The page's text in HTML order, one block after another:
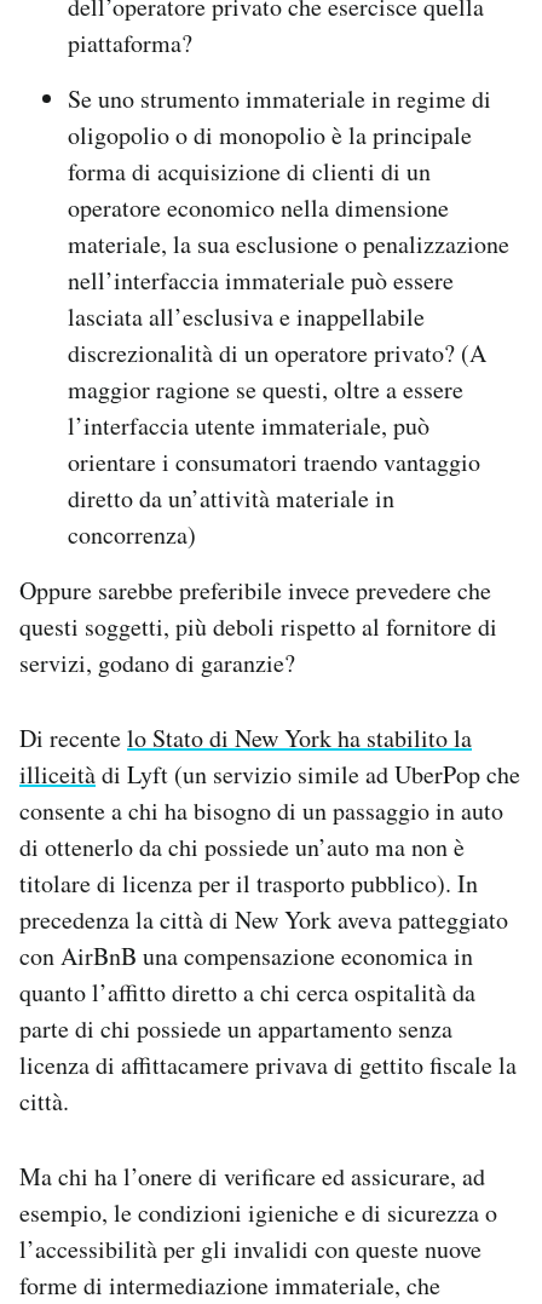
dell’operatore privato che esercisce quella
piattaforma?
Se uno strumento immateriale in regime di
oligopolio o di monopolio è la principale
forma di acquisizione di clienti di un
operatore economico nella dimensione
materiale, la sua esclusione o penalizzazione
nell’interfaccia immateriale può essere
lasciata all’esclusiva e inappellabile
discrezionalità di un operatore privato? (A
maggior ragione se questi, oltre a essere
l’interfaccia utente immateriale, può
orientare i consumatori traendo vantaggio
diretto da un’attività materiale in
concorrenza)
Oppure sarebbe preferibile invece prevedere che
questi soggetti, più deboli rispetto al fornitore di
servizi, godano di garanzie?
Di recentelo Stato di New York ha stabilito la
illiceitàdi Lyft (un servizio simile ad UberPop che
consente a chi ha bisogno di un passaggio in auto
di ottenerlo da chi possiede un’auto ma non è
titolare di licenza per il trasporto pubblico). In
precedenza la città di New York aveva patteggiato
con AirBnB una compensazione economica in
quanto l’affitto diretto a chi cerca ospitalità da
parte di chi possiede un appartamento senza
licenza di affittacamere privava di gettito fiscale la
città.
Ma chi ha l’onere di verificare ed assicurare, ad
esempio, le condizioni igieniche e di sicurezza o
l’accessibilità per gli invalidi con queste nuove
forme di intermediazione immateriale, che